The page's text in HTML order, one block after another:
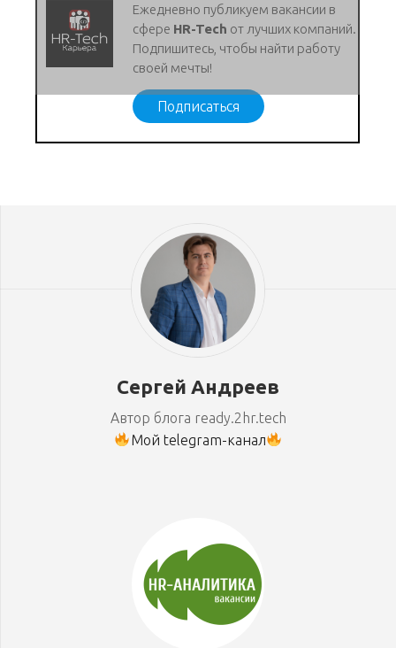
Ежедневно публикуем вакансии в
сфере HR-Tech от лучших компаний.
Подпишитесь, чтобы найти работу
своей мечты!
Подписаться
Сергей Андреев
Автор блога ready.2hr.tech
Мой telegram-канал